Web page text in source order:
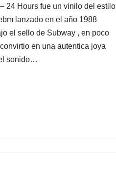
24 Hours fue un vinilo del estilo
lanzado en el año 1988
el sello de Subway , en poco
en una autentica joya
sonido…